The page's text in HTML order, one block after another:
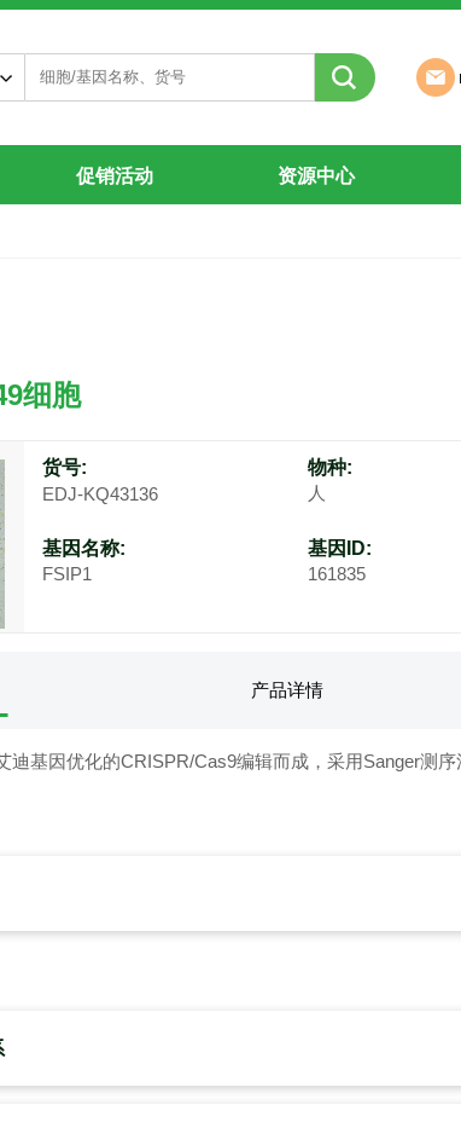
促销活动 资源中心
细胞
货号:
EDJ-KQ43136
物种:
人
基因名称:
FSIP1
基因ID:
161835
产品详情
迪基因优化的CRISPR/Cas9编辑而成，采用Sanger测序